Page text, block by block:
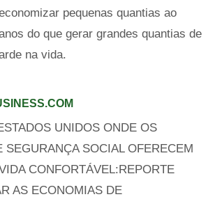
pequenas quantias ao
do que gerar grandes quantias de
na vida.
UNIDOS ONDE OS
SEGURANÇA SOCIAL OFERECEM
CONFORTÁVEL:REPORTE
AS ECONOMIAS DE